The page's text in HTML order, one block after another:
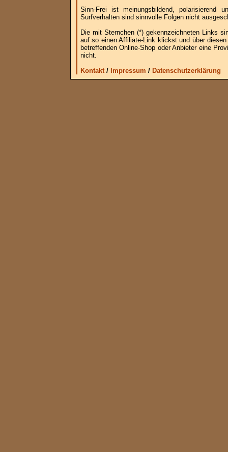
Sinn-Frei ist meinungsbildend, polarisierend
Surfverhalten sind sinnvolle Folgen nicht
Die mit Sternchen (*) gekennzeichneten Links
auf so einen Affiliate-Link klickst und über
betreffenden Online-Shop oder Anbieter eine
nicht.
Kontakt/ Impressum / Datenschutzerklärung